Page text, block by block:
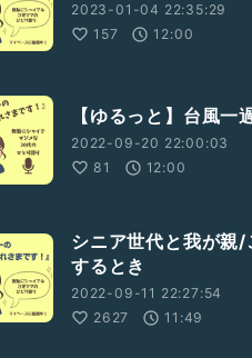
2023-01-04 22:35:29
157
12:00
【ゆるっと】台風一
2022-09-20 22:00:03
81
12:00
シニア世代と我が親
するとき
2022-09-11 22:27:54
2627
11:49